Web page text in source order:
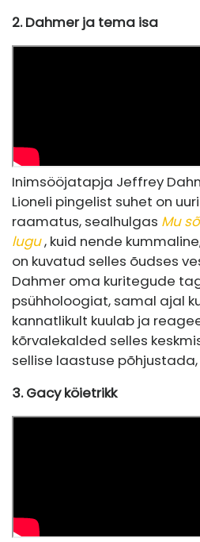
2. Dahmer ja tema isa
Inimsööjatapja Jeffrey
Lioneli pingelist suhet on
raamatus, sealhulgas Mu
lugu, kuid nende
on kuvatud selles õudses
Dahmer oma kuritegude
psühholoogiat, samal ajal
kannatlikult kuulab ja
kõrvalekalded selles
sellise laastuse põhjustada,
3. Gacy köietrikk